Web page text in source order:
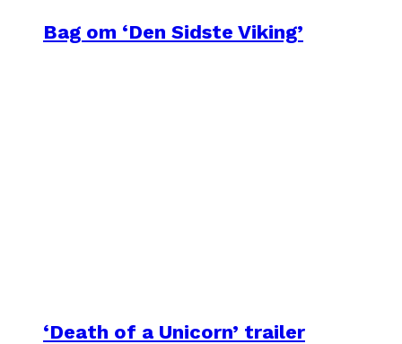
Bag om ‘Den Sidste Viking’
‘Death of a Unicorn’ trailer